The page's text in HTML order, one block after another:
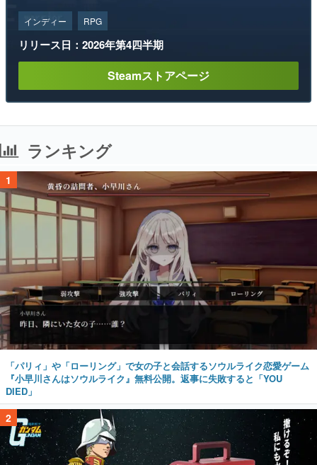
インディー RPG
リリース日：2026年第4四半期
Steamストアページ
ランキング
1
「パリィ」や「ローリング」で女の子と会話するソウルライク恋愛ゲーム
『小早川さんはソウルライク』無料公開。返事に失敗すると「YOU
DIED」
2